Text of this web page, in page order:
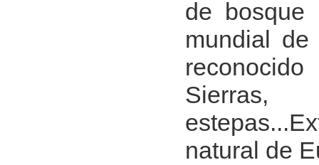
de bosque
mundial
natural de